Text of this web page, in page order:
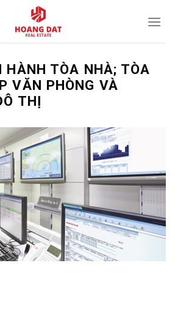
HÀNH TÒA NHÀ; TÒA
VĂN PHÒNG VÀ
THỊ